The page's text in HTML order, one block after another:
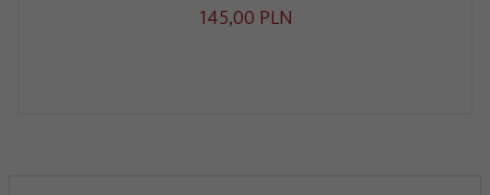
145,00 PLN